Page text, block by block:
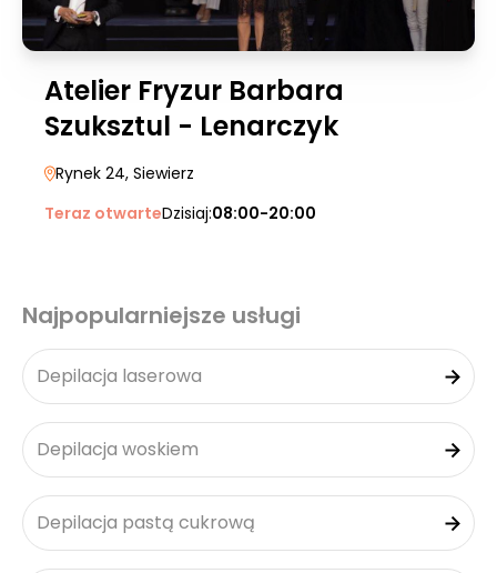
Atelier Fryzur Barbara
Szuksztul - Lenarczyk
Rynek 24, Siewierz
Teraz otwarteDzisiaj:08:00-20:00
Najpopularniejsze usługi
Depilacja laserowa
Depilacja woskiem
Depilacja pastą cukrową